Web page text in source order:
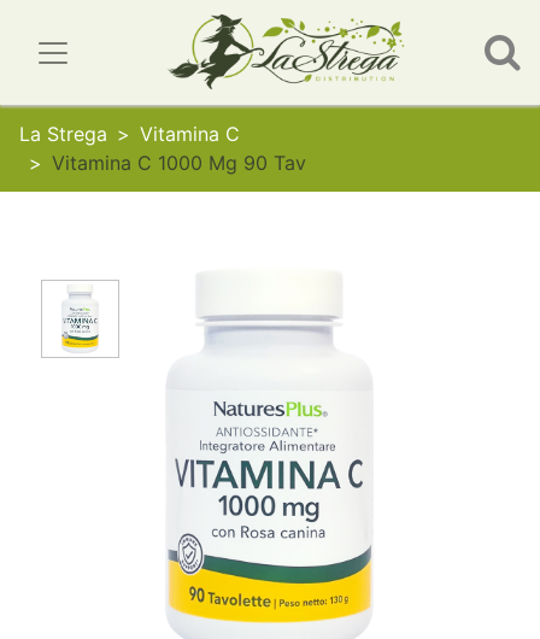
La Strega
Vitamina C
Vitamina C 1000 Mg 90 Tav